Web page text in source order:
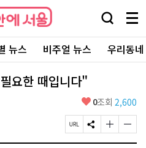
검
창
열
기
메
뉴
전
체
보
뉴스 비주얼 뉴스 우리동
요한 때입니다"
좋
요
0조회 2,600
페
이
S
N
글
자
글
자